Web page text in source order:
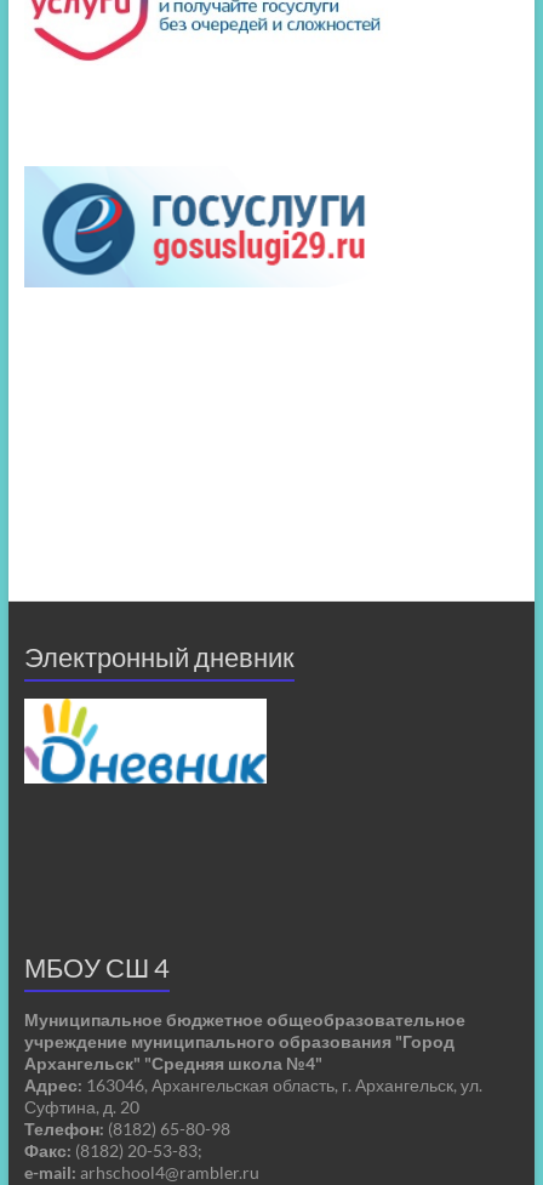
Электронный дневник
МБОУ СШ 4
Муниципальное бюджетное общеобразовательное
учреждение муниципального образования "Город
Архангельск" "Средняя школа №4"
Адрес: 163046, Архангельская область, г. Архангельск, ул.
Суфтина, д. 20
Телефон: (8182) 65-80-98
Факс: (8182) 20-53-83;
e-mail: arhschool4@rambler.ru